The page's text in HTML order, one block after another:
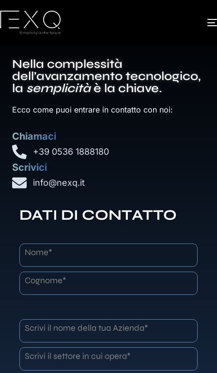
Nella complessità
dell’avanzamento tecnologico,
la semplicitàè la chiave.
Ecco come puoi entrare in contatto con noi:
Chiamaci
+39 0536 1888180
Scrivici
info@nexq.it
DATI DI CONTATTO
Nome*
Cognome*
Scrivi il nome della tua Azienda*
Scrivi il settore in cui opera*